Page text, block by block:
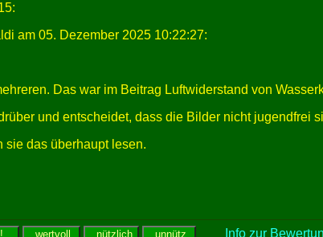
am 05. Dezember 2025 10:22:27:
Das war im Beitrag Luftwiderstand von
und entscheidet, dass die Bilder nicht jugendfrei
sie das überhaupt lesen.
Info zur